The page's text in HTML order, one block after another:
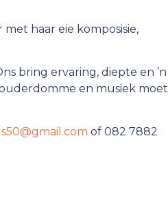
haar eie komposisie,
bring ervaring, diepte en ’n
en musiek moet
of 082 7882